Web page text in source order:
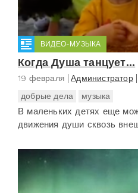
ВИДЕО-МУЗЫКА
Когда Душа танцует...
19 февраля Администратор
добрые дела
музыка
В маленьких детях еще
движения души сквозь